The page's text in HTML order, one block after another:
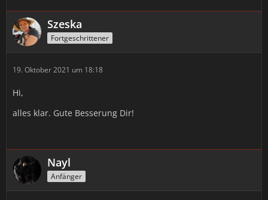
Szeska
Fortgeschrittener
19. Oktober 2021 um 18:18
Hi,
alles klar. Gute Besserung Dir!
Nayl
Anfänger